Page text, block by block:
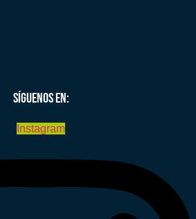
SÍGUENOS EN:
Instagram